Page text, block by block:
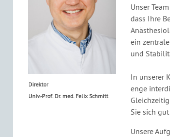
Direktor
Univ.-Prof. Dr. med. Felix Schmitt
Unser
dass Ihre
ein
und
In unserer
enge
Sie sich
Unsere